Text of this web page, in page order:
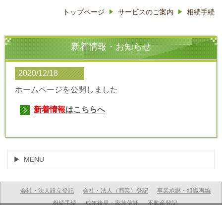
トップページ サービスのご案内 相続手続
新着情報・お知らせ
2020/12/18
ホームページを公開しました
新着情報はこちらへ
MENU
会社・法人設立登記 会社・法人（商業）登記
事業承継・組織再編
相続手続
成年後見・家族信託 不動産登記